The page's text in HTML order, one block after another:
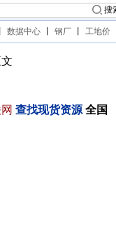
搜
数据中心 钢厂 工地价
查找现货资源 全国